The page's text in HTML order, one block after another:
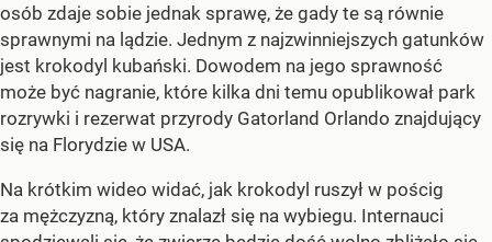
osób zdaje sobie jednak sprawę, że gady te są równie
sprawnymi na lądzie. Jednym z najzwinniejszych gatunków
jest krokodyl kubański. Dowodem na jego sprawność
może być nagranie, które kilka dni temu opublikował park
rozrywki i rezerwat przyrody Gatorland Orlando znajdujący
się na Florydzie w USA.
Na krótkim wideo widać, jak krokodyl ruszył w pościg
za mężczyzną, który znalazł się na wybiegu. Internauci